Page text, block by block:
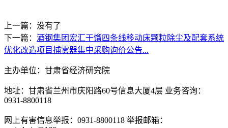
上一篇：没有了
下一篇： 酒钢集团宏汇干馏四条线移动床颗粒除尘及配套系统
优化改造项目捕雾器集中采购询价公告...
主办单位：甘肃省经济研究院
地址：甘肃省兰州市庆阳路60号信息大厦4层 业务咨询：
0931-8800118
网上有害信息举报：0931-8800118 举报邮箱：